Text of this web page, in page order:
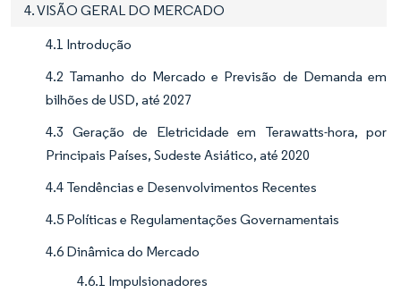
4. VISÃO GERAL DO MERCADO
4.1 Introdução
4.2 Tamanho do Mercado e Previsão de Demanda em
bilhões de USD, até 2027
4.3 Geração de Eletricidade em Terawatts-hora, por
Principais Países, Sudeste Asiático, até 2020
4.4 Tendências e Desenvolvimentos Recentes
4.5 Políticas e Regulamentações Governamentais
4.6 Dinâmica do Mercado
4.6.1 Impulsionadores